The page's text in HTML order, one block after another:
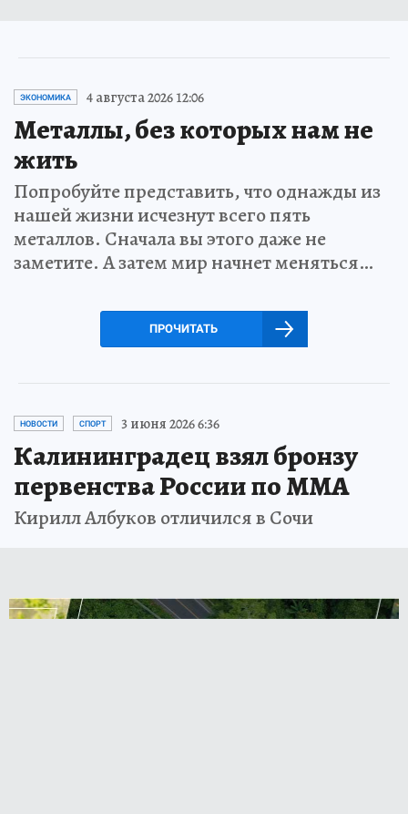
ЭКОНОМИКА 4 августа 2026 12:06
Металлы, без которых нам не
жить
Попробуйте представить, что однажды из
нашей жизни исчезнут всего пять
металлов. Сначала вы этого даже не
заметите. А затем мир начнет меняться…
ПРОЧИТАТЬ
НОВОСТИ СПОРТ 3 июня 2026 6:36
Калининградец взял бронзу
первенства России по ММА
Кирилл Албуков отличился в Сочи